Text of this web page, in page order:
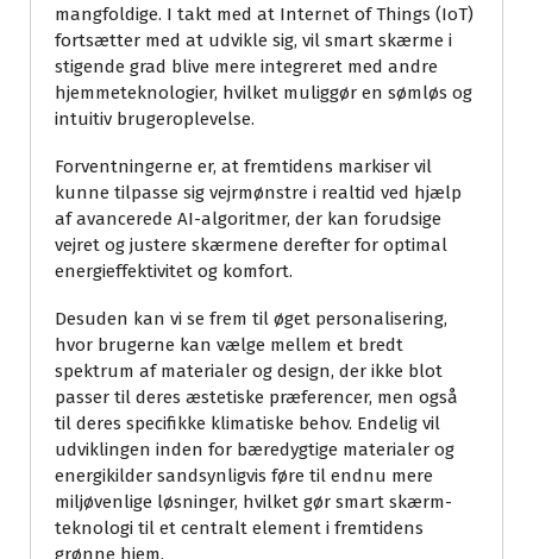
mangfoldige. I takt med at Internet of Things (IoT)
fortsætter med at udvikle sig, vil smart skærme i
stigende grad blive mere integreret med andre
hjemmeteknologier, hvilket muliggør en sømløs og
intuitiv brugeroplevelse.
Forventningerne er, at fremtidens markiser vil
kunne tilpasse sig vejrmønstre i realtid ved hjælp
af avancerede AI-algoritmer, der kan forudsige
vejret og justere skærmene derefter for optimal
energieffektivitet og komfort.
Desuden kan vi se frem til øget personalisering,
hvor brugerne kan vælge mellem et bredt
spektrum af materialer og design, der ikke blot
passer til deres æstetiske præferencer, men også
til deres specifikke klimatiske behov. Endelig vil
udviklingen inden for bæredygtige materialer og
energikilder sandsynligvis føre til endnu mere
miljøvenlige løsninger, hvilket gør smart skærm-
teknologi til et centralt element i fremtidens
grønne hjem.